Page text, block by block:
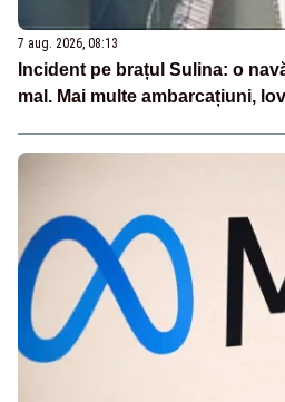
7 aug. 2026, 08:13
Incident pe brațul Sulina: o
mal. Mai multe ambarcațiuni,